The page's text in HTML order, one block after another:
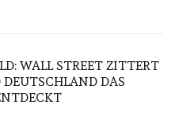
WALL STREET ZITTERT
DAS